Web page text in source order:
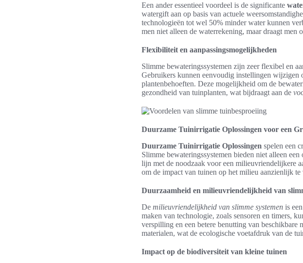
Een ander essentieel voordeel is de significante
watergift aan op basis van actuele
technologieën tot wel 50% minder water kunnen
men niet alleen de waterrekening, maar draagt men
Flexibiliteit en aanpassingsmogelijkheden
Slimme bewateringssystemen zijn zeer flexibel en
Gebruikers kunnen eenvoudig instellingen wijzigen
plantenbehoeften. Deze mogelijkheid om de
gezondheid van tuinplanten, wat bijdraagt aan de
Duurzame Tuinirrigatie Oplossingen voor een
Duurzame Tuinirrigatie Oplossingen spelen een
Slimme bewateringssystemen bieden niet alleen
lijn met de noodzaak voor een milieuvriendelijkere
om de impact van tuinen op het milieu aanzienlijk te
Duurzaamheid en milieuvriendelijkheid van
De milieuvriendelijkheid van slimme systemen is
maken van technologie, zoals sensoren en timers,
verspilling en een betere benutting van
materialen, wat de ecologische voetafdruk van de
Impact op de biodiversiteit van kleine tuinen